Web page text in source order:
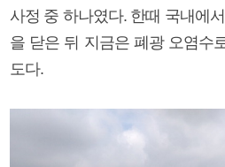
사정 중 하나였다. 한때 국내에
을 닫은 뒤 지금은 폐광 오염수
도다.